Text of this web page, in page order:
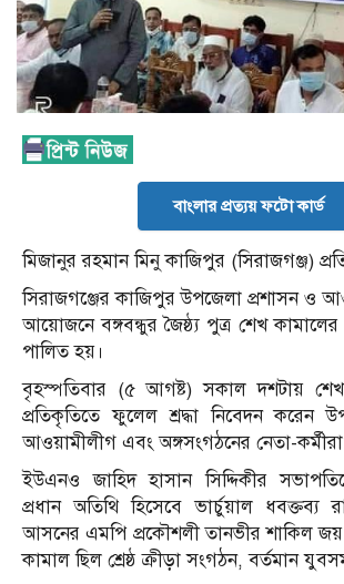
বাংলার প্রত্যয় ফটো কার্ড
মিজানুর রহমান মিনু কাজিপুর (সিরাজগঞ্জ)
সিরাজগঞ্জের কাজিপুর উপজেলা প্রশাসন ও
আয়োজনে বঙ্গবন্ধুর জৈষ্ঠ্য পুত্র শেখ কামালের
পালিত হয়।
বৃহস্পতিবার (৫ আগষ্ট) সকাল দশটায় শেখ
প্রতিকৃতিতে ফুলেল শ্রদ্ধা নিবেদন করেন
আওয়ামীলীগ এবং অঙ্গসংগঠনের নেতা-
ইউএনও জাহিদ হাসান সিদ্দিকীর
প্রধান অতিথি হিসেবে ভার্চুয়াল ধবক্তব্য
আসনের এমপি প্রকৌশলী তানভীর শাকিল
কামাল ছিল শ্রেষ্ঠ ক্রীড়া সংগঠন, বর্তমান